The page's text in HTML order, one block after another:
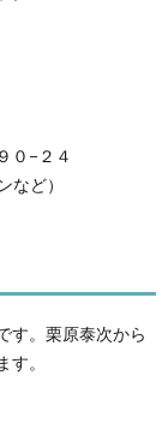
０−２４
など）
す。栗原泰次から
。